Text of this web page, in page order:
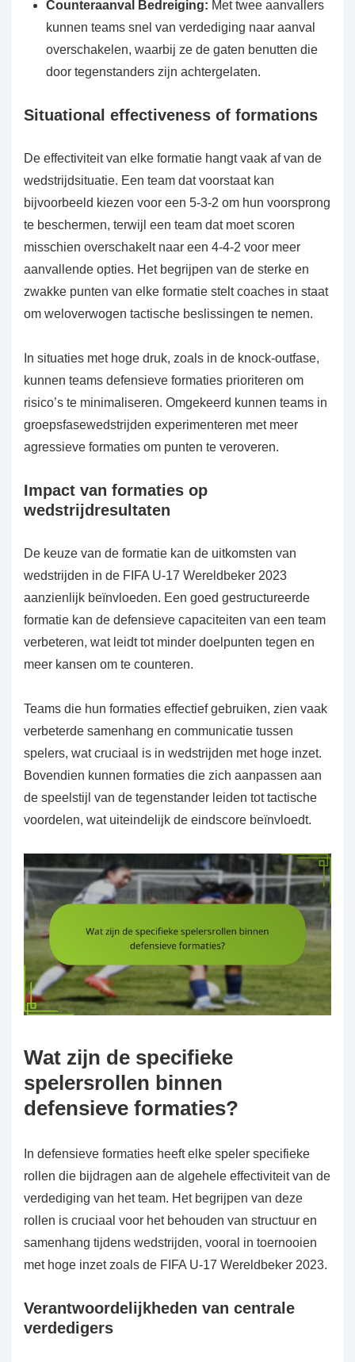
Counteraanval Bedreiging: Met twee aanvallers
kunnen teams snel van verdediging naar aanval
overschakelen, waarbij ze de gaten benutten die
door tegenstanders zijn achtergelaten.
Situational effectiveness of formations
De effectiviteit van elke formatie hangt vaak af van de
wedstrijdsituatie. Een team dat voorstaat kan
bijvoorbeeld kiezen voor een 5-3-2 om hun voorsprong
te beschermen, terwijl een team dat moet scoren
misschien overschakelt naar een 4-4-2 voor meer
aanvallende opties. Het begrijpen van de sterke en
zwakke punten van elke formatie stelt coaches in staat
om weloverwogen tactische beslissingen te nemen.
In situaties met hoge druk, zoals in de knock-outfase,
kunnen teams defensieve formaties prioriteren om
risico’s te minimaliseren. Omgekeerd kunnen teams in
groepsfasewedstrijden experimenteren met meer
agressieve formaties om punten te veroveren.
Impact van formaties op
wedstrijdresultaten
De keuze van de formatie kan de uitkomsten van
wedstrijden in de FIFA U-17 Wereldbeker 2023
aanzienlijk beïnvloeden. Een goed gestructureerde
formatie kan de defensieve capaciteiten van een team
verbeteren, wat leidt tot minder doelpunten tegen en
meer kansen om te counteren.
Teams die hun formaties effectief gebruiken, zien vaak
verbeterde samenhang en communicatie tussen
spelers, wat cruciaal is in wedstrijden met hoge inzet.
Bovendien kunnen formaties die zich aanpassen aan
de speelstijl van de tegenstander leiden tot tactische
voordelen, wat uiteindelijk de eindscore beïnvloedt.
Wat zijn de specifieke
spelersrollen binnen
defensieve formaties?
In defensieve formaties heeft elke speler specifieke
rollen die bijdragen aan de algehele effectiviteit van de
verdediging van het team. Het begrijpen van deze
rollen is cruciaal voor het behouden van structuur en
samenhang tijdens wedstrijden, vooral in toernooien
met hoge inzet zoals de FIFA U-17 Wereldbeker 2023.
Verantwoordelijkheden van centrale
verdedigers